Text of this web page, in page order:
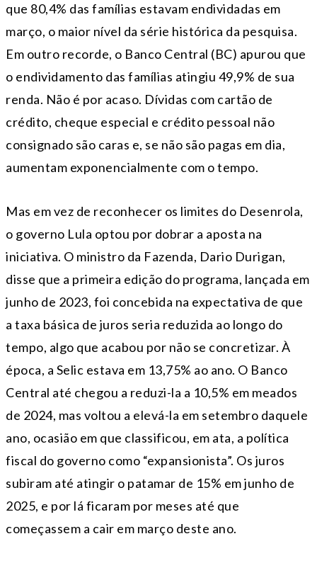
que 80,4% das famílias estavam endividadas em
março, o maior nível da série histórica da pesquisa.
Em outro recorde, o Banco Central (BC) apurou que
o endividamento das famílias atingiu 49,9% de sua
renda. Não é por acaso. Dívidas com cartão de
crédito, cheque especial e crédito pessoal não
consignado são caras e, se não são pagas em dia,
aumentam exponencialmente com o tempo.
Mas em vez de reconhecer os limites do Desenrola,
o governo Lula optou por dobrar a aposta na
iniciativa. O ministro da Fazenda, Dario Durigan,
disse que a primeira edição do programa, lançada em
junho de 2023, foi concebida na expectativa de que
a taxa básica de juros seria reduzida ao longo do
tempo, algo que acabou por não se concretizar. À
época, a Selic estava em 13,75% ao ano. O Banco
Central até chegou a reduzi-la a 10,5% em meados
de 2024, mas voltou a elevá-la em setembro daquele
ano, ocasião em que classificou, em ata, a política
fiscal do governo como “expansionista”. Os juros
subiram até atingir o patamar de 15% em junho de
2025, e por lá ficaram por meses até que
começassem a cair em março deste ano.